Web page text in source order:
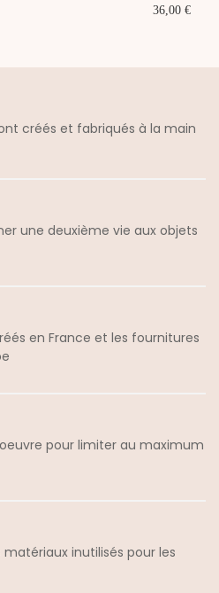
36,00€
créés et fabriqués à la main
une deuxième vie aux objets
en France et les fournitures
pour limiter au maximum
inutilisés pour les